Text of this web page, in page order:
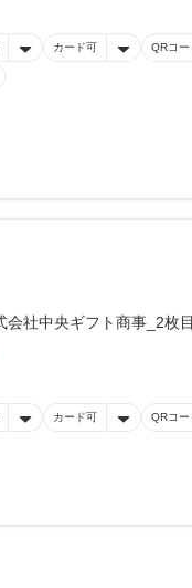
カード可 QRコ
カード可 QRコ